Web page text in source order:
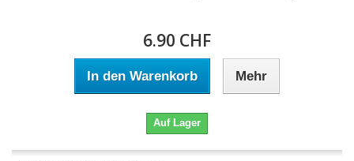
6.90 CHF
In den Warenkorb Mehr
Auf Lager